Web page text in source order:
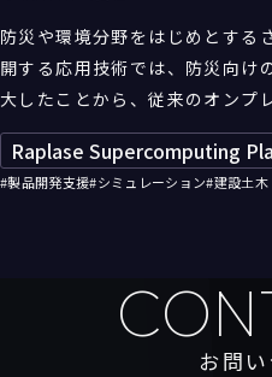
防災や環境分野をはじめとする
開する応用技術では、防災向け
大したことから、従来のオンプ
ティング環境では、計算処理が
トリームーＤが提供するHPCの
を導入することで、大規模な計
Raplase Supercomputing
#製品開発支援#シミュレーション#建設土木
お問